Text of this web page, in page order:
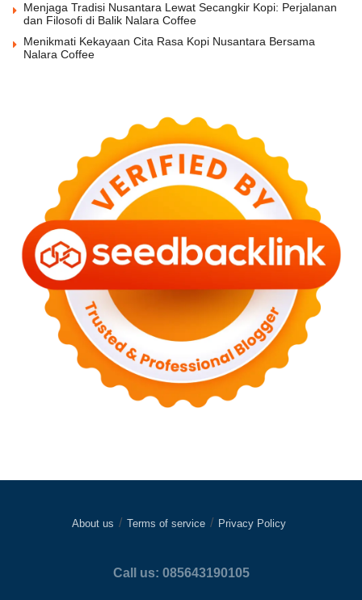
Menjaga Tradisi Nusantara Lewat Secangkir Kopi: Perjalanan
dan Filosofi di Balik Nalara Coffee
Menikmati Kekayaan Cita Rasa Kopi Nusantara Bersama
Nalara Coffee
About us Terms of service Privacy Policy
Call us: 085643190105